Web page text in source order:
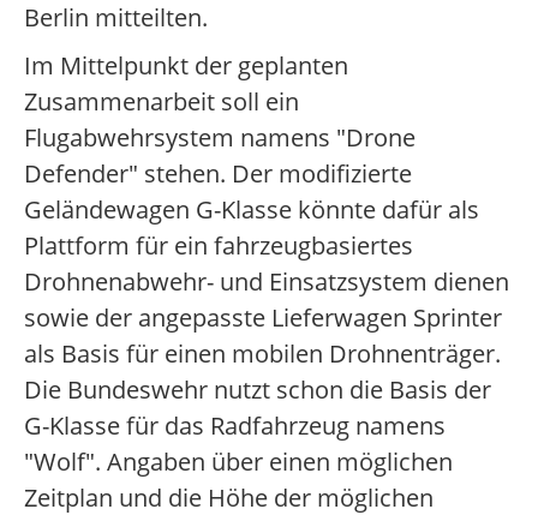
Berlin mitteilten.
Im Mittelpunkt der geplanten
Zusammenarbeit soll ein
Flugabwehrsystem namens "Drone
Defender" stehen. Der modifizierte
Geländewagen G-Klasse könnte dafür als
Plattform für ein fahrzeugbasiertes
Drohnenabwehr- und Einsatzsystem dienen
sowie der angepasste Lieferwagen Sprinter
als Basis für einen mobilen Drohnenträger.
Die Bundeswehr nutzt schon die Basis der
G-Klasse für das Radfahrzeug namens
"Wolf". Angaben über einen möglichen
Zeitplan und die Höhe der möglichen